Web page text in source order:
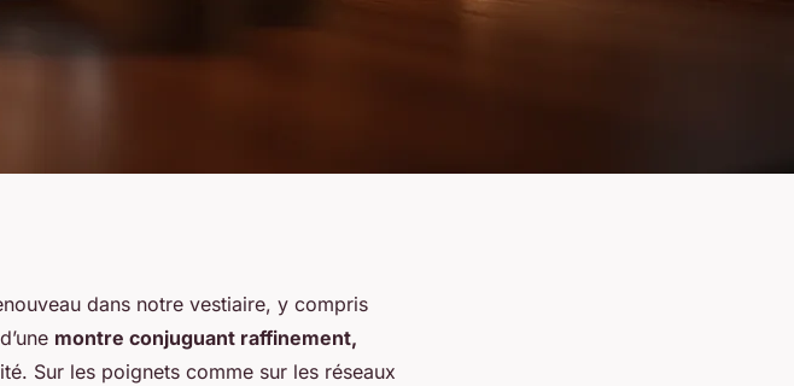
de
dans notre vestiaire, y compris
montre conjuguant raffinement,
Sur les poignets comme sur les réseaux